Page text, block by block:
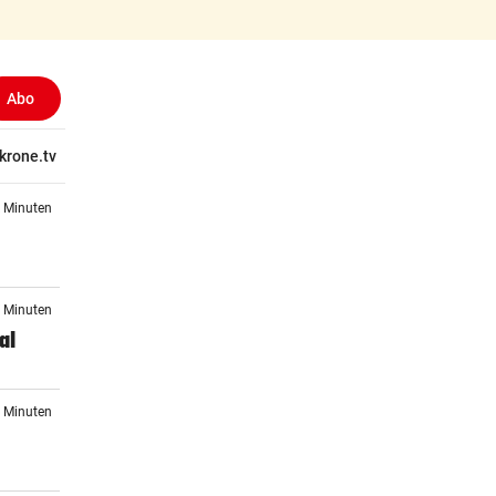
Abo
krone.tv
Minuten
Minuten
Minuten